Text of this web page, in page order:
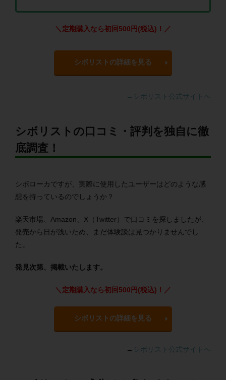
＼定期購入なら初回500円(税込)！／
シボリストの詳細を見る
→シボリスト公式サイトへ
シボリストの口コミ・評判を独自に徹
底調査！
シボローカですが、実際に使用したユーザーはどのような感
想を持っているのでしょうか？
楽天市場、Amazon、X（Twitter）で口コミを探しましたが、
発売から日が浅いため、まだ体験談は見つかりませんでし
た。
発見次第、掲載いたします。
＼定期購入なら初回500円(税込)！／
シボリストの詳細を見る
→ シボリスト公式サイトへ